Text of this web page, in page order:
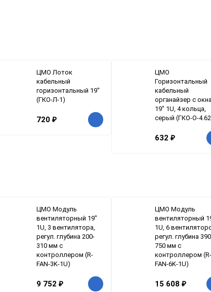
ЦМО Лоток
кабельный
горизонтальный 19"
(ГКО-Л-1)
720 ₽
ЦМО
Горизонтальный
кабельный
органайзер с
19" 1U, 4 кольца,
серый (ГКО-О-
632 ₽
ЦМО Модуль
вентиляторный 19"
1U, 3 вентилятора,
регул. глубина 200-
310 мм с
контроллером (R-
FAN-3K-1U)
9 752 ₽
ЦМО Модуль
вентиляторный
1U, 6
регул. глубина
750 мм с
контроллером (R-
FAN-6K-1U)
15 608 ₽